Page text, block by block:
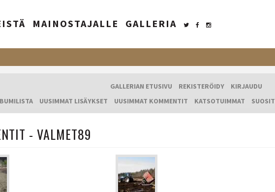
MAINOSTAJALLE GALLERIA
GALLERIAN ETUSIVU REKISTERÖIDY
KIRJAUDU
UUSIMMAT LISÄYKSET UUSIMMAT KOMMENTIT KATSOTUIMMAT
- VALMET89